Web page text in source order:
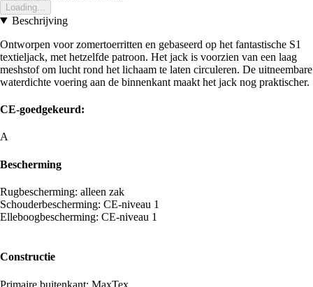
Loading...
Beschrijving
Ontworpen voor zomertoerritten en gebaseerd op het fantastische S1
textieljack, met hetzelfde patroon. Het jack is voorzien van een laag
meshstof om lucht rond het lichaam te laten circuleren. De uitneembare
waterdichte voering aan de binnenkant maakt het jack nog praktischer.
CE-goedgekeurd:
A
Bescherming
Rugbescherming: alleen zak
Schouderbescherming: CE-niveau 1
Elleboogbescherming: CE-niveau 1
Constructie
Primaire buitenkant: MaxTex